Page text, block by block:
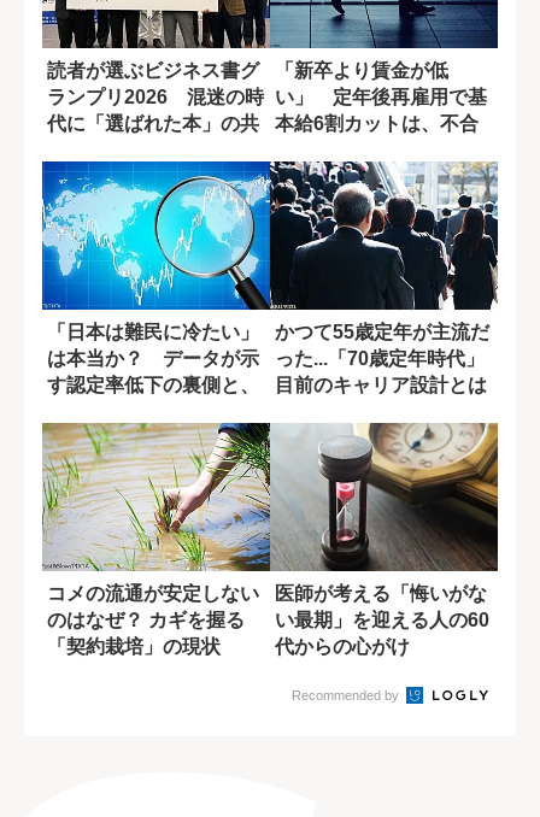
読者が選ぶビジネス書グ
ランプリ2026 混迷の時
代に「選ばれた本」の共
「新卒より賃金が低
い」 定年後再雇用で基
本給6割カットは、不合
「日本は難民に冷たい」
は本当か？ データが示
す認定率低下の裏側と、
かつて55歳定年が主流だ
った...「70歳定年時代」
目前のキャリア設計とは
コメの流通が安定しない
のはなぜ？ カギを握る
「契約栽培」の現状
医師が考える「悔いがな
い最期」を迎える人の60
代からの心がけ
Recommended by